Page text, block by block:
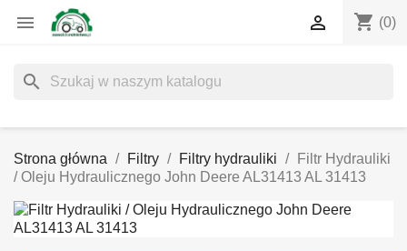
 shopping_cart (0)

search
Strona główna Filtry Filtry hydrauliki
Filtr Hydrauliki
/ Oleju Hydraulicznego John Deere AL31413 AL 31413